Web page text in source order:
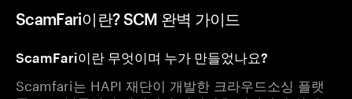
ScamFari이란? SCM 완벽 가이드
ScamFari이란 무엇이며 누가 만들었나요?
Scamfari는 HAPI 재단이 개발한 크라우드소싱 플랫